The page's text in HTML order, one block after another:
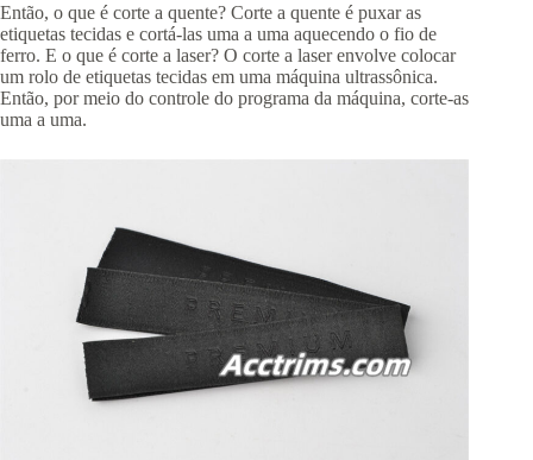
Então, o que é corte a quente? Corte a quente é puxar as
etiquetas tecidas e cortá-las uma a uma aquecendo o fio de
ferro. E o que é corte a laser? O corte a laser envolve colocar
um rolo de etiquetas tecidas em uma máquina ultrassônica.
Então, por meio do controle do programa da máquina, corte-as
uma a uma.